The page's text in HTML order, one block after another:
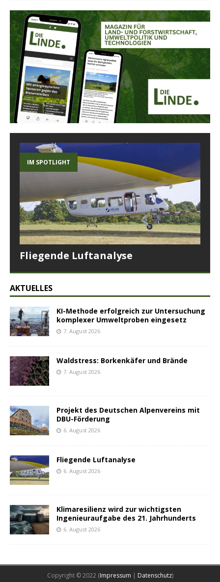
IM SPOTLIGHT
Fliegende Luftanalyse
AKTUELLES
KI-Methode erfolgreich zur Untersuchung
komplexer Umweltproben eingesetz
7. August 2026
Waldstress: Borkenkäfer und Brände
7. August 2026
Projekt des Deutschen Alpenvereins mit
DBU-Förderung
6. August 2026
Fliegende Luftanalyse
6. August 2026
Klimaresilienz wird zur wichtigsten
Ingenieuraufgabe des 21. Jahrhunderts
6. August 2026
Copyright © 2022 (Impressum | Datenschutz)